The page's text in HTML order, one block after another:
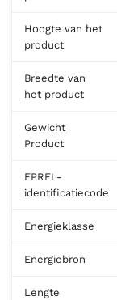
Hoogte van het
product
Breedte van
het product
Gewicht
Product
EPREL-
identificatiecode
Energieklasse
Energiebron
Lengte